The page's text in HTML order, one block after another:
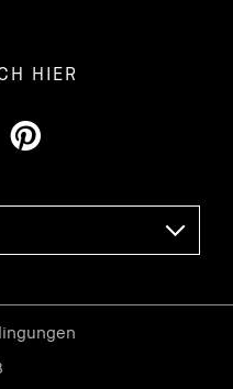
HIER